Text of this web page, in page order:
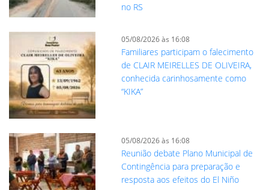
no RS
05/08/2026 às 16:08
Familiares participam o falecimento
de CLAIR MEIRELLES DE OLIVEIRA,
conhecida carinhosamente como
“KIKA”
05/08/2026 às 16:08
Reunião debate Plano Municipal de
Contingência para preparação e
resposta aos efeitos do El Niño